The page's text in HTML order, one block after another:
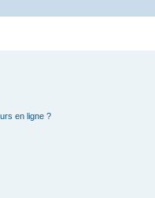
en ligne ?